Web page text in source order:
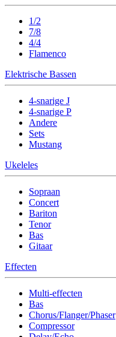
1/2
7/8
4/4
Flamenco
Elektrische Bassen
4-snarige J
4-snarige P
Andere
Sets
Mustang
Ukeleles
Sopraan
Concert
Bariton
Tenor
Bas
Gitaar
Effecten
Multi-effecten
Bas
Chorus/Flanger/Phaser
Compressor